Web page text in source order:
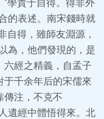
學貴于自得。得非外
的表述。南宋錢時就
自得，雖師友淵源，
為，他們發現的，是
經之精義，自孟子
于千余年后的宋儒來
傳注，不克不
遺經中體悟得來。北